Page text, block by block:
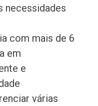
necessidades
com mais de 6
em
e
várias